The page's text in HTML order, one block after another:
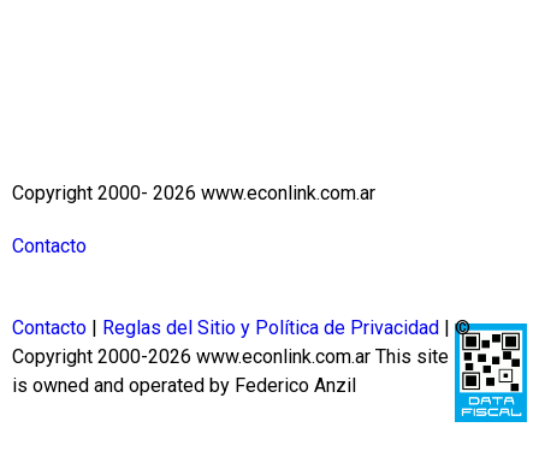
Copyright 2000- 2026 www.econlink.com.ar
Contacto
Contacto Reglas del Sitio y Política de Privacidad
| ©
Copyright 2000-2026 www.econlink.com.ar This site
is owned and operated by Federico Anzil